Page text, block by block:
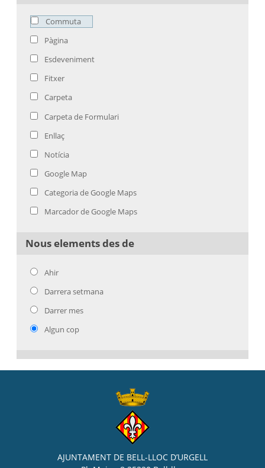
Commuta
Pàgina
Esdeveniment
Fitxer
Carpeta
Carpeta de Formulari
Enllaç
Notícia
Google Map
Categoria de Google Maps
Marcador de Google Maps
Nous elements des de
Ahir
Darrera setmana
Darrer mes
Algun cop
AJUNTAMENT DE BELL-LLOC D’URGELL